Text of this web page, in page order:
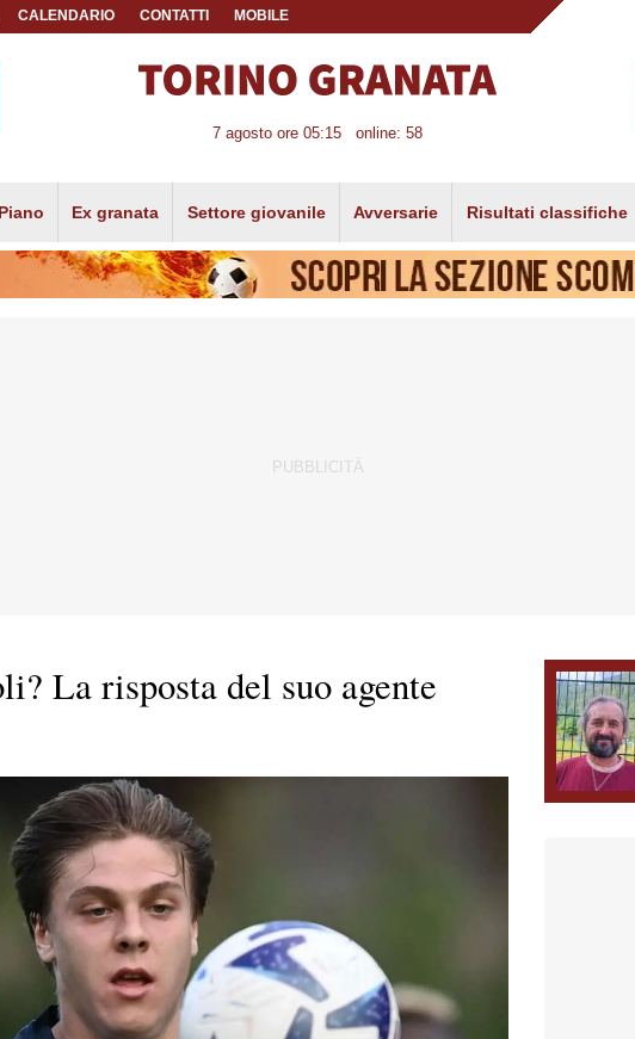
CALENDARIO CONTATTI MOBILE
7 agosto ore 05:15 online: 58
Ex granata Settore giovanile Avversarie Risultati classifiche
La risposta del suo agente